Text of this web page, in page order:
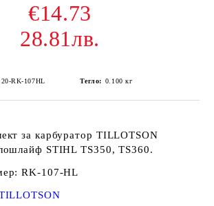
€14.73
28.81лв.
20-RK-107HL Тегло: 0.100 кг
за карбуратор TILLOTSON
STIHL TS350, TS360.
RK-107-HL